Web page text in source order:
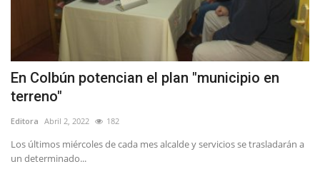
Política
Espectáculos
En Colbún potencian el plan "municipio en
terreno"
Editora Abril 2, 2022 182
Los últimos miércoles de cada mes alcalde y servicios se trasladarán a
un determinado...